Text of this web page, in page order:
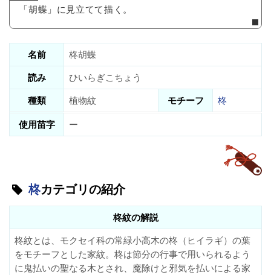
「胡蝶」に見立てて描く。
名前
柊胡蝶
読み
ひいらぎこちょう
種類
植物紋 モチーフ
柊
使用苗字
ー
柊カテゴリの紹介
柊紋の解説
柊紋とは、モクセイ科の常緑小高木の柊（ヒイラギ）の葉
をモチーフとした家紋。柊は節分の行事で用いられるよう
に鬼払いの聖なる木とされ、魔除けと邪気を払いによる家